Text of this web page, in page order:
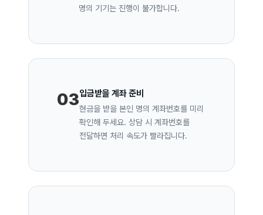
명의 기기는 진행이 불가합니다.
03입금받을 계좌 준비
현금을 받을 본인 명의 계좌번호를 미리
확인해 두세요. 상담 시 계좌번호를
전달하면 처리 속도가 빨라집니다.